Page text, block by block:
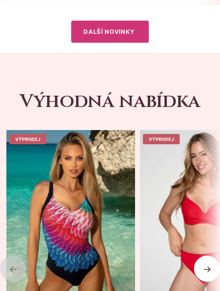
DALŠÍ NOVINKY
Výhodná nabídka
VÝPRODEJ VÝPRODEJ
Previous